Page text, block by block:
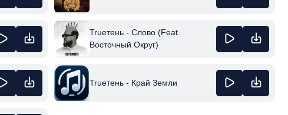
Trueтень - Слово (Feat.
Восточный Округ)
Trueтень - Край Земли